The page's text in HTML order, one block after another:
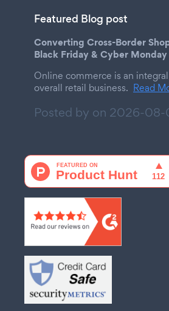
Featured Blog post
Converting Cross-Border
Black Friday & Cyber Monday
Online commerce is an
overall retail business. Read
Posted by on 2026-08-